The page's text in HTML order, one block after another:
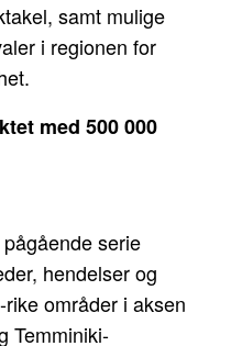
samt mulige
i regionen for
med 500 000
serie
hendelser og
områder i aksen
Temminiki-